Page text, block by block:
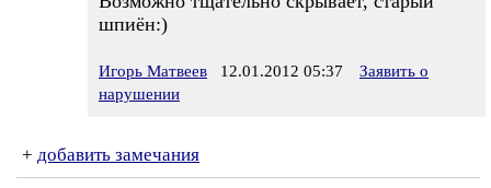
шпиён:)
Игорь Матвеев 12.01.2012 05:37
Заявить о
нарушении
+ добавить замечания